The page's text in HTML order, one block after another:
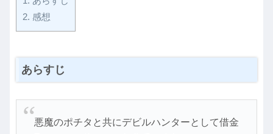
2. 感想
あらすじ
悪魔のポチタと共にデビルハンターとして借金